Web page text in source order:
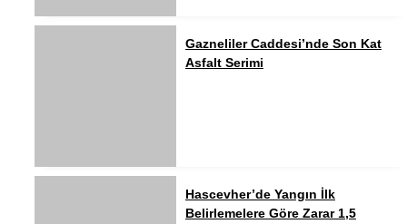
Gazneliler Caddesi’nde Son Kat
Asfalt Serimi
Hascevher’de Yangın İlk
Belirlemelere Göre Zarar 1,5